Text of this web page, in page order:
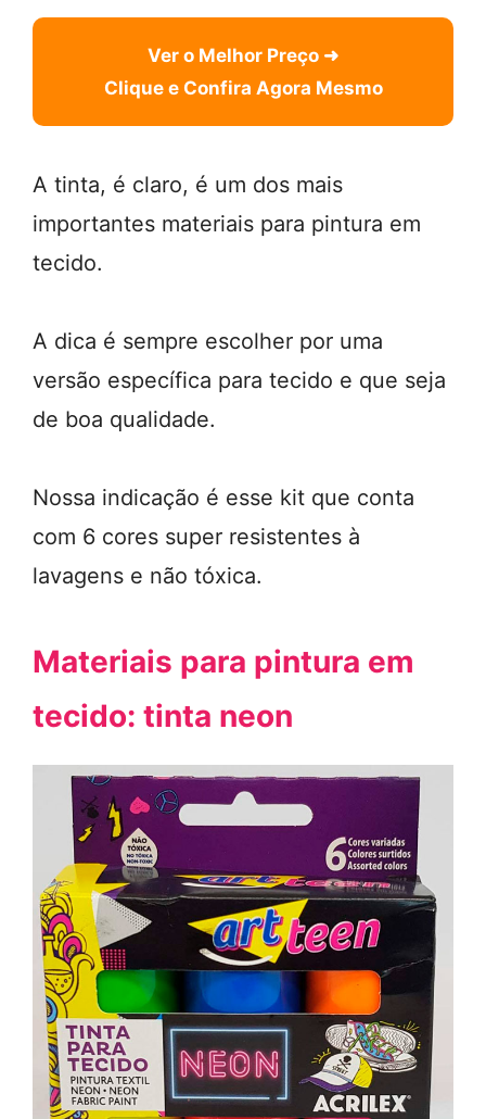
Ver o Melhor Preço ➜
Clique e Confira Agora Mesmo
A tinta, é claro, é um dos mais
importantes materiais para pintura em
tecido.
A dica é sempre escolher por uma
versão específica para tecido e que seja
de boa qualidade.
Nossa indicação é esse kit que conta
com 6 cores super resistentes à
lavagens e não tóxica.
Materiais para pintura em
tecido: tinta neon